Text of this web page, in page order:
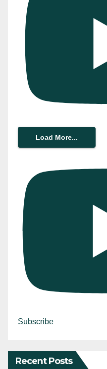
Load More...
Subscribe
Recent Posts